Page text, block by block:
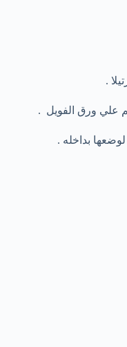
لوضعها بداخله .